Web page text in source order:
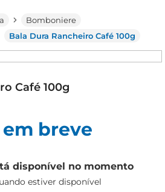
Bomboniere
Bala Dura Rancheiro Café 100g
Café 100g
breve
disponível no momento
estiver disponível